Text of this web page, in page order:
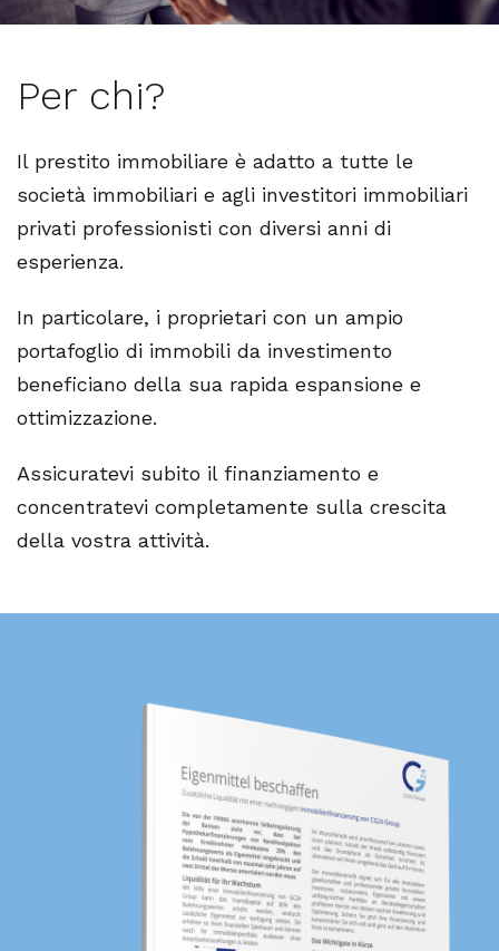
Per chi?
Il prestito immobiliare è adatto a tutte le
società immobiliari e agli investitori immobiliari
privati professionisti con diversi anni di
esperienza.
In particolare, i proprietari con un ampio
portafoglio di immobili da investimento
beneficiano della sua rapida espansione e
ottimizzazione.
Assicuratevi subito il finanziamento e
concentratevi completamente sulla crescita
della vostra attività.